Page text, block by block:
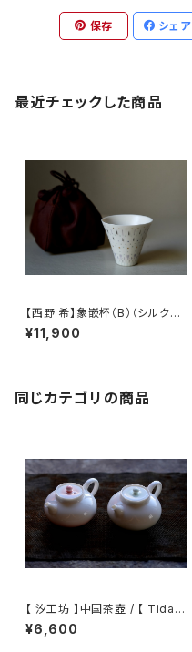
保存 シェア
最近チェックした商品
【西野 希】象嵌杯（B）（シルクテ
ィーカップ収納バッグを含む）
¥11,900
同じカテゴリの商品
【 汐工坊 】中国茶壺 / 【 Tidal
Atelier 】Chinese teapot
¥6,600